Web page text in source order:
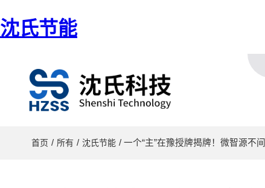
沈氏节能
首页 / 所有 / 沈氏节能 / 一个“主”在豫授牌揭牌！微智源不